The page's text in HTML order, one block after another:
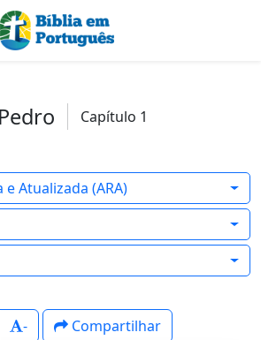
Capítulo 1
Atualizada (ARA)
- Compartilhar